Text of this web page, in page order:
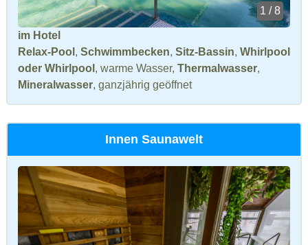
1 / 8
im Hotel
Relax-Pool , Schwimmbecken, Sitz-Bassin, Whirlpool
oder Whirlpool , warme Wasser, Thermalwasser,
Mineralwasser, ganzjährig geöffnet
Innen Saunawelt